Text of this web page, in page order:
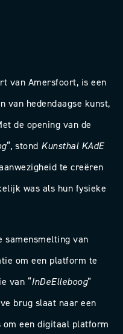
van Amersfoort, is een
van hedendaagse kunst,
de opening van de
“, stond Kunsthal KAdE
te creëren
was als hun fysieke
samensmelting van
om een platform te
van “InDeElleboog”
brug slaat naar een
een digitaal platform